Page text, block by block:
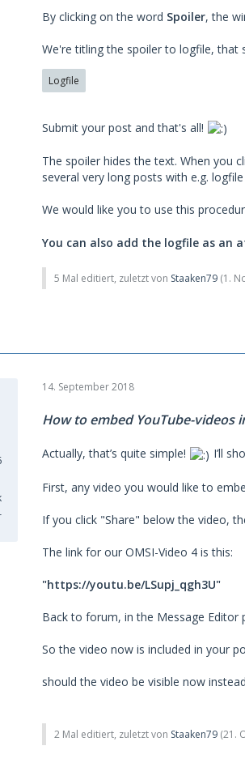
By clicking on the word Spoiler, the
We're titling the spoiler to logfile, that
Logfile
Submit your post and that's all!
The spoiler hides the text. When you
several very long posts with e.g.
We would like you to use this
You can also add the logfile as
5 Mal editiert, zuletzt von Staaken79 (1.
14. September 2018
How to embed YouTube-videos
Actually, that’s quite simple! I’ll
First, any video you would like to
If you click "Share" below the video,
The link for our OMSI-Video 4 is this:
"https://youtu.be/LSupj_qgh3U"
Back to forum, in the Message Editor
So the video now is included in your
should the video be visible now
2 Mal editiert, zuletzt von Staaken79 (21.